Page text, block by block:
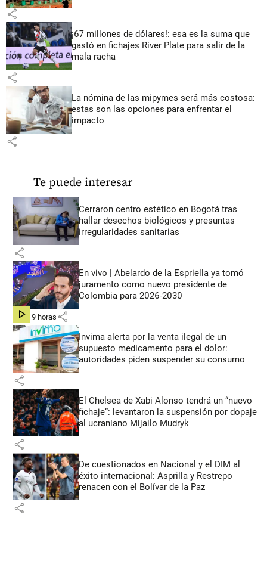
share
¡67 millones de dólares!: esa es la suma que
gastó en fichajes River Plate para salir de la
mala racha
share
La nómina de las mipymes será más costosa:
estas son las opciones para enfrentar el
impacto
share
Te puede interesar
Cerraron centro estético en Bogotá tras
hallar desechos biológicos y presuntas
irregularidades sanitarias
share
En vivo | Abelardo de la Espriella ya tomó
juramento como nuevo presidente de
Colombia para 2026-2030
hace 9 horas share
Invima alerta por la venta ilegal de un
supuesto medicamento para el dolor:
autoridades piden suspender su consumo
share
El Chelsea de Xabi Alonso tendrá un “nuevo
fichaje”: levantaron la suspensión por dopaje
al ucraniano Mijailo Mudryk
share
De cuestionados en Nacional y el DIM al
éxito internacional: Asprilla y Restrepo
renacen con el Bolívar de la Paz
share